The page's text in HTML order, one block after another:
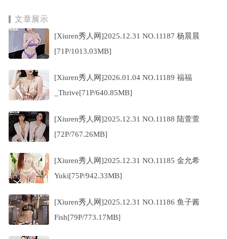
文章展示
[Xiuren秀人网]2025.12.31 NO.11187 杨晨晨
[71P/1013.03MB]
[Xiuren秀人网]2026.01.04 NO.11189 福福
_Thrive[71P/640.85MB]
[Xiuren秀人网]2025.12.31 NO.11188 陆萱萱
[72P/767.26MB]
[Xiuren秀人网]2025.12.31 NO.11185 金允希
Yuki[75P/942.33MB]
[Xiuren秀人网]2025.12.31 NO.11186 鱼子酱
Fish[79P/773.17MB]